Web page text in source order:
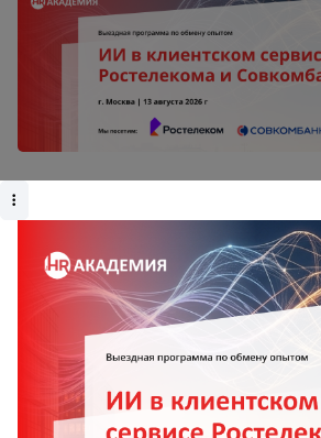
Получай свежие новости
Оформите подписку и получите
ко всем материалам на сайте,
материалов без рекламы и
В ТЕЛЕГРАМ НА ПОЧТУ